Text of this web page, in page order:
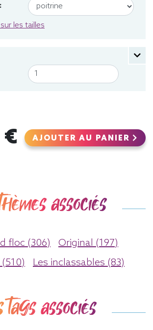
les tailles
AJOUTER AU PANIER
associés
floc (306)
Original (197)
Les inclassables (83)
tags associés